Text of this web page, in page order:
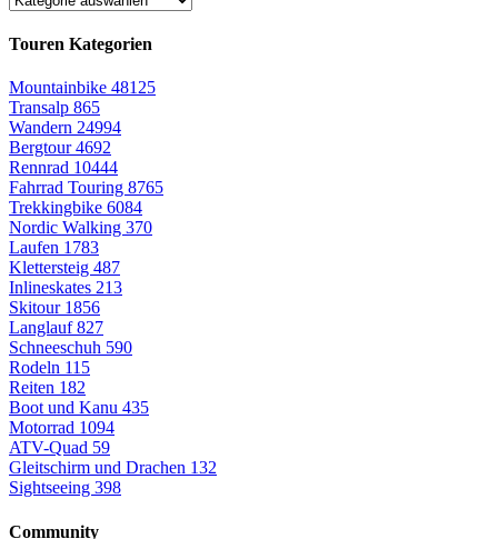
Touren Kategorien
Mountainbike 48125
Transalp 865
Wandern 24994
Bergtour4692
Rennrad 10444
Fahrrad Touring 8765
Trekkingbike 6084
Nordic Walking 370
Laufen 1783
Klettersteig 487
Inlineskates 213
Skitour 1856
Langlauf827
Schneeschuh 590
Rodeln 115
Reiten 182
Boot und Kanu 435
Motorrad 1094
ATV-Quad 59
Gleitschirm und Drachen 132
Sightseeing 398
Community